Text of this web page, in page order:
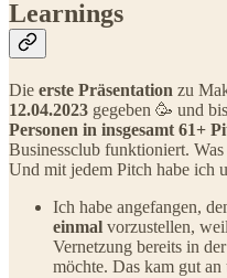
Learnings
Die erste Präsentation zu
12.04.2023 gegeben 🥳 und
Personen in insgesamt 61+
Businessclub funktioniert.
Und mit jedem Pitch habe ich
Ich habe angefangen,
einmal vorzustellen,
Vernetzung bereits in
möchte. Das kam gut